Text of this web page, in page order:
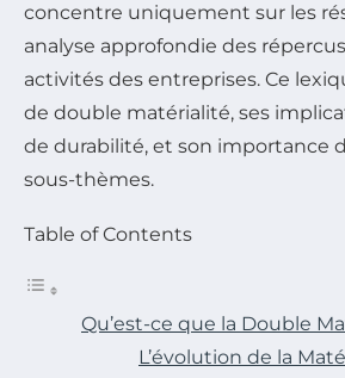
concentre uniquement sur les
analyse approfondie des
activités des entreprises. Ce
de double matérialité, ses
de durabilité, et son importance
sous-thèmes.
Table of Contents
Qu’est-ce que la Double
L’évolution de la